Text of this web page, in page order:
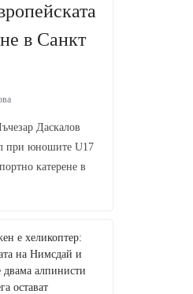
в Санкт
Даскалов
при юношите U17
катерене в
е хеликоптер:
на Нимсдай и
алпинисти
остават